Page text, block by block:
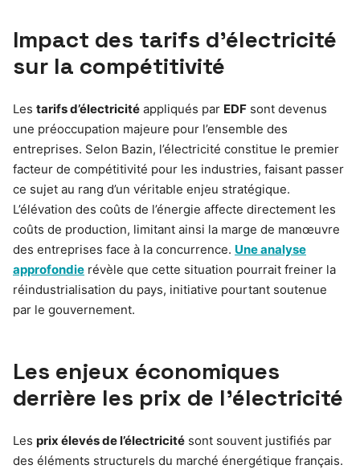
Impact des tarifs d’électricité
sur la compétitivité
Les tarifs d’électricité appliqués par EDF sont devenus
une préoccupation majeure pour l’ensemble des
entreprises. Selon Bazin, l’électricité constitue le premier
facteur de compétitivité pour les industries, faisant passer
ce sujet au rang d’un véritable enjeu stratégique.
L’élévation des coûts de l’énergie affecte directement les
coûts de production, limitant ainsi la marge de manœuvre
des entreprises face à la concurrence. Une analyse
approfondie révèle que cette situation pourrait freiner la
réindustrialisation du pays, initiative pourtant soutenue
par le gouvernement.
Les enjeux économiques
derrière les prix de l’électricité
Les prix élevés de l’électricité sont souvent justifiés par
des éléments structurels du marché énergétique français.